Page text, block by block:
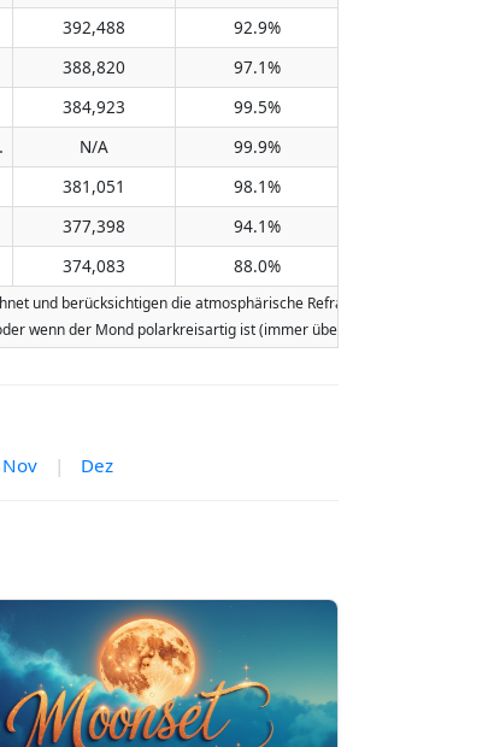
392,488
92.9%
388,820
97.1%
384,923
99.5%
( N/A )
N/A
99.9%
381,051
98.1%
377,398
94.1%
374,083 88.0%
und berücksichtigen die atmosphärische Refraktion der Erde.
wenn der Mond polarkreisartig ist (immer über oder immer unter
Nov | Dez